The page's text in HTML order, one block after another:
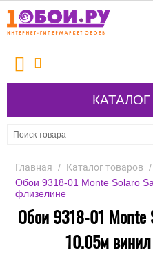
Главная / Каталог товаров /
Обои 9318-01 Monte Solaro
флизелине
Обои 9318-01 Monte
10.05м